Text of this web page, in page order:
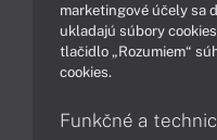
Ako nakupovať
marketingové účely sa
ukladajú súbory
tlačidlo „Rozumiem“
cookies.
Funkčné a